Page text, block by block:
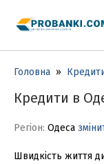
Головна »
Кредити в
Регіон: Одеса
Швидкість життя